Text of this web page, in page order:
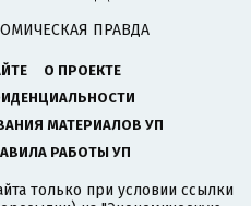
ПРАВДА
О ПРОЕКТЕ
МАТЕРИАЛОВ УП
РАБОТЫ УП
только при условии ссылки